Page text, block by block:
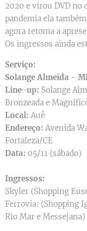
2020 e virou DVD no
pandemia ela
agora retoma a
Os ingressos ainda
Serviço:
Solange Almeida -
Line-up: Solange
Bronzeada e
Local: Auê
Endereço: Avenida
Fortaleza/CE
Data: 05/11 (sábado)
Ingressos:
Skyler (Shopping
Ferrovia: (Shopping
Rio Mar e Messejana)